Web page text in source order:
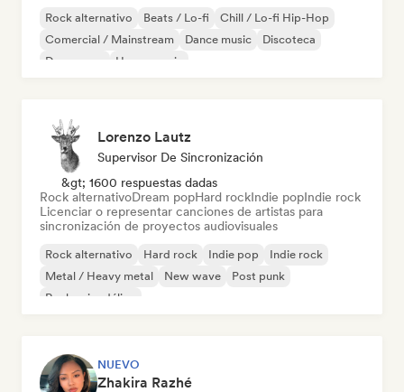
Rock alternativo Beats / Lo-fi
Chill / Lo-fi Hip-Hop
Comercial / Mainstream
Dance music
Discoteca
Dream pop
House music
Lorenzo Lautz
Supervisor De Sincronización
&gt; 1600 respuestas dadas
Rock alternativoDream popHard rockIndie popIndie rock
Licenciar o representar canciones de artistas para
sincronización de proyectos audiovisuales
Rock alternativo Hard rock Indie pop
Indie rock
Metal / Heavy metal
New wave
Post punk
Rock psicodélico
NUEVO
Zhakira Razhé